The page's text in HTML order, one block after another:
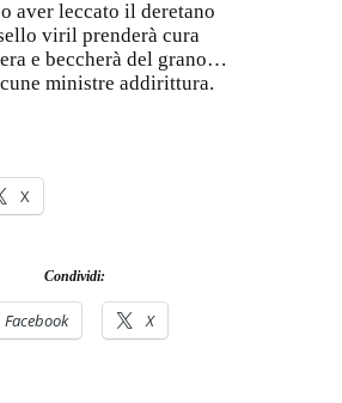
aver leccato il deretano
viril prenderà cura
e beccherà del grano…
ministre addirittura.
X
Condividi:
Facebook X